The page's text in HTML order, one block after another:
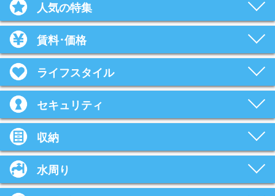
人気の特集
賃料･価格
ライフスタイル
セキュリティ
収納
水周り